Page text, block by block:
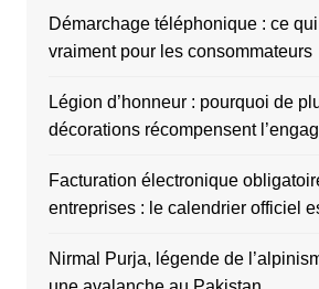
Démarchage téléphonique : ce
vraiment pour les consommateurs
Légion d’honneur : pourquoi de
décorations récompensent
Facturation électronique
entreprises : le calendrier officiel
Nirmal Purja, légende de